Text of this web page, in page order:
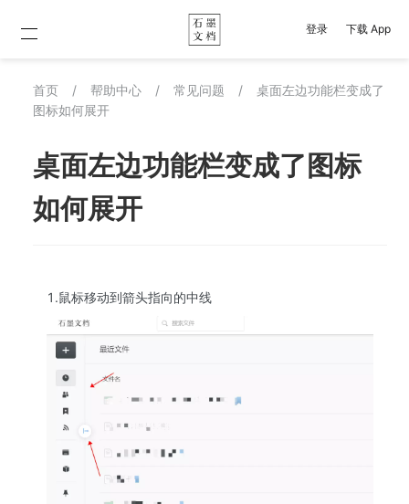
登录 下载 App
首页 / 帮助中心 / 常见问题 /
桌面左边功能栏变成了
图标如何展开
桌面左边功能栏变成了图标
如何展开
1.鼠标移动到箭头指向的中线